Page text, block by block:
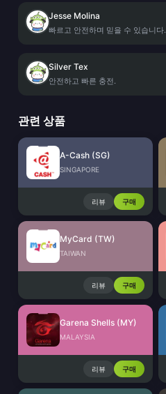
Jesse Molina
빠르고 안전하며 믿을 수 있습니다.
Silver Tex
안전하고 빠른 충전.
관련 상품
A-Cash (SG)
SINGAPORE
리뷰 구매
MyCard (TW)
TAIWAN
리뷰 구매
Garena Shells (MY)
MALAYSIA
리뷰 구매